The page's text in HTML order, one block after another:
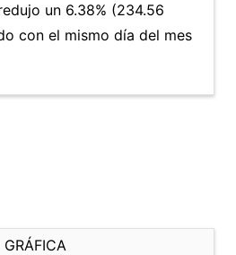
un 6.38% (234.56
con el mismo día del mes
GRÁFICA